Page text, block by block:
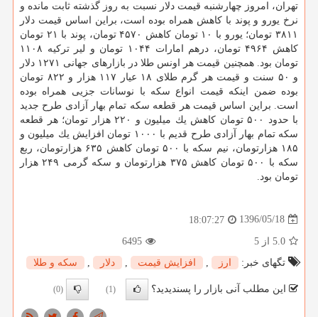
تهران، امروز چهارشنبه قیمت دلار نسبت به روز گذشته ثابت مانده و
نرخ یورو و پوند با كاهش همراه بوده است، براین اساس قیمت دلار
۳۸۱۱ تومان؛ یورو با ۱۰ تومان كاهش ۴۵۷۰ تومان، پوند با ۲۱ تومان
كاهش ۴۹۶۴ تومان، درهم امارات ۱۰۴۴ تومان و لیر تركیه ۱۱۰۸
تومان بود. همچنین قیمت هر اونس طلا در بازارهای جهانی ۱۲۷۱ دلار
و ۵۰ سنت و قیمت هر گرم طلای ۱۸ عیار ۱۱۷ هزار و ۸۲۲ تومان
بوده ضمن اینكه قیمت انواع سكه با نوسانات جزیی همراه بوده
است. براین اساس قیمت هر قطعه سكه تمام بهار آزادی طرح جدید
با حدود ۵۰۰ تومان كاهش یك میلیون و ۲۲۰ هزار تومان؛ هر قطعه
سكه تمام بهار آزادی طرح قدیم با ۱۰۰۰ تومان افزایش یك میلیون و
۱۸۵ هزارتومان، نیم سكه با ۵۰۰ تومان كاهش ۶۳۵ هزارتومان، ربع
سكه با ۵۰۰ تومان كاهش ۳۷۵ هزارتومان و سكه گرمی ۲۴۹ هزار
تومان بود.
1396/05/18
18:07:27
5.0 از 5
6495
تگهای خبر:
ارز افزایش قیمت دلار سكه و طلا
این مطلب آنی بازار را پسندیدید؟ (1)
(0)